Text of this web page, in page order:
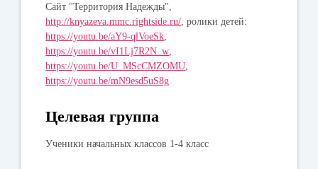
Сайт "Территория Надежды",
http://knyazeva.mmc.rightside.ru/ , ролики детей:
https://youtu.be/aY9-qlVoeSk
https://youtu.be/vI1Lj7R2N_w
https://youtu.be/U_MScCMZOMU
https://youtu.be/mN9esd5uS8g
Целевая группа
Ученики начальных классов 1-4 класс